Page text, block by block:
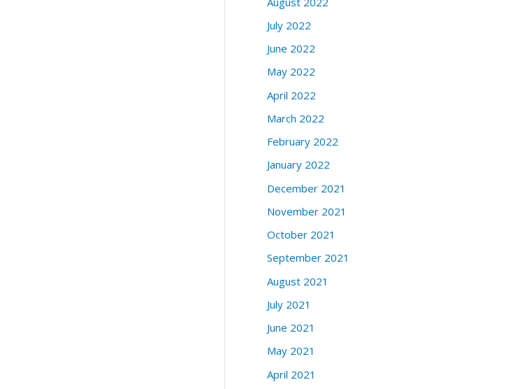
July 2022
June 2022
May 2022
April 2022
March 2022
February 2022
January 2022
December 2021
November 2021
October 2021
September 2021
August 2021
July 2021
June 2021
May 2021
April 2021